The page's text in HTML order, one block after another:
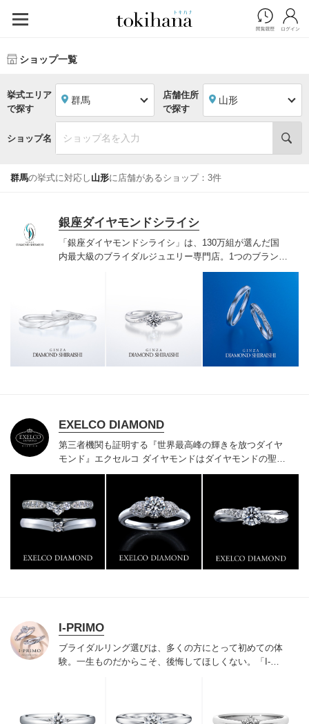
ショップ一覧
挙式エリア
で探す
群馬
店舗住所
で探す
山形
ショップ名
群馬の挙式に対応し 山形に店舗があるショップ：3件
銀座ダイヤモンドシライシ
「銀座ダイヤモンドシライシ」は、130万組が選んだ国
内最大級のブライダルジュエリー専門店。1つのブランド
では国内最大級の700種類以上の豊富なデザインを取り
揃え、ふたりの「似合う」と「好き」を同時に叶えた満
足の選択ができる指輪をご提案しています。多くのお客
様にご満足いただけている、一生身に着けるための指輪
のクオリティや購入後のアフターサービスをぜひ一度店
頭でお確かめください。
EXELCO DIAMOND
第三者機関も証明する『世界最高峰の輝きを放つダイヤ
モンド』 エクセルコ ダイヤモンドはダイヤモンドの聖地
ベルギー発祥で200年以上の歴史がある真のカッターズ
門店としてリングのデザインや品質にもこだわっていま
す。おふたりに本物の輝きを一生身に着けていただきた
い想いで「ヴァージン・ダイヤモンド」「ハードプラチ
ナ」「保証内容」にこだわっています。
I-PRIMO
ブライダルリング選びは、多くの方にとって初めての体
験。一生ものだからこそ、後悔してほしくない。「I-
でお待ちしております。リング選びの最初の一歩をご一